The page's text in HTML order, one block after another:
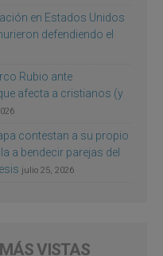
en Estados Unidos
defendiendo el
Rubio ante
afecta a cristianos (y
contestan a su propio
a bendecir parejas del
julio 25, 2026
VISTAS